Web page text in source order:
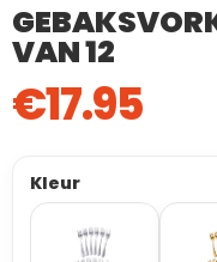
VAN 12
€17.95
Kleur